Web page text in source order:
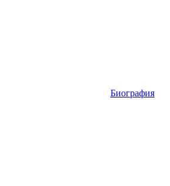
Биография